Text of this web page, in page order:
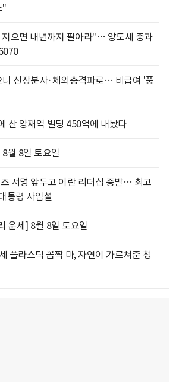
"
지으면 내년까지 팔아라"… 양도세 중과
니 신장분사·체외충격파로… 비급여 '풍
산 양재역 빌딩 450억에 내놨다
월 8일 토요일
서명 앞두고 이란 리더십 증발… 최고
통령 사임설
운세] 8월 8일 토요일
플라스틱 꼼짝 마, 자연이 가르쳐준 청